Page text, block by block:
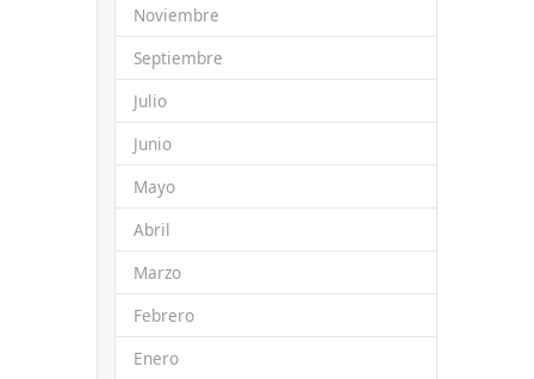
Noviembre
Septiembre
Julio
Junio
Mayo
Abril
Marzo
Febrero
Enero